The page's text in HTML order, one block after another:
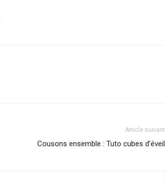
Article suivant
Cousons ensemble : Tuto cubes d’éveil